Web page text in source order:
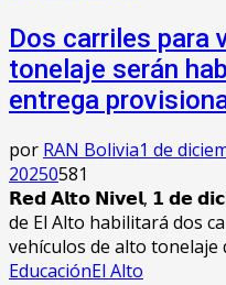
Dos carriles para
tonelaje serán
entrega
por RAN Bolivia1 de
20250581
𝗥𝗲𝗱 𝗔𝗹𝘁𝗼 𝗡𝗶𝘃𝗲𝗹, 𝟭 𝗱𝗲
de El Alto habilitará dos
vehículos de alto tonelaje
EducaciónEl Alto